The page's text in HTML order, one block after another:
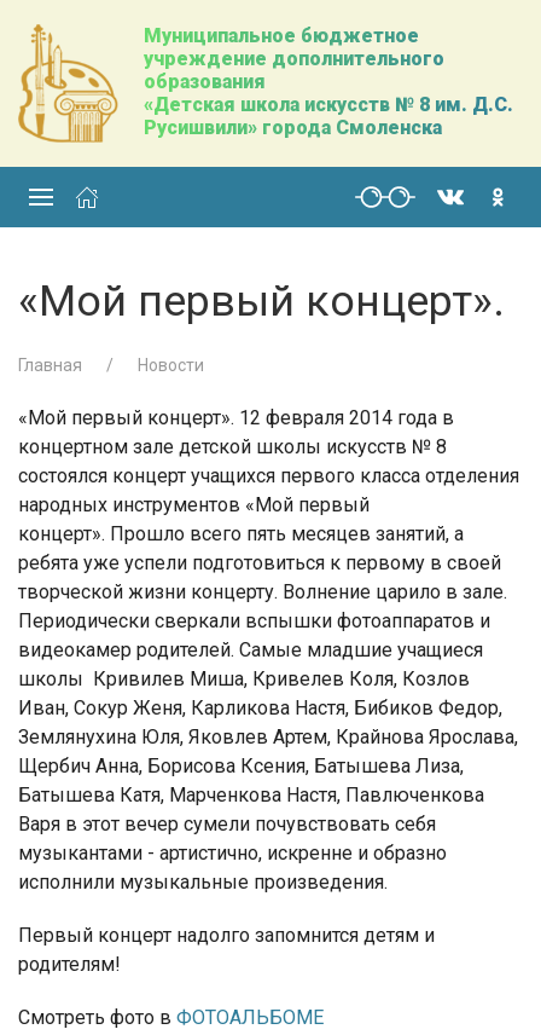
Муниципальное бюджетное
учреждение дополнительного
образования
«Детская школа искусств № 8 им. Д.С.
Русишвили» города Смоленска
«Мой первый концерт».
Главная Новости
«Мой первый концерт». 12 февраля 2014 года в
концертном зале детской школы искусств № 8
состоялся концерт учащихся первого класса отделения
народных инструментов «Мой первый
концерт». Прошло всего пять месяцев занятий, а
ребята уже успели подготовиться к первому в своей
творческой жизни концерту. Волнение царило в зале.
Периодически сверкали вспышки фотоаппаратов и
видеокамер родителей. Самые младшие учащиеся
школы Кривилев Миша, Кривелев Коля, Козлов
Иван, Сокур Женя, Карликова Настя, Бибиков Федор,
Землянухина Юля, Яковлев Артем, Крайнова Ярослава,
Щербич Анна, Борисова Ксения, Батышева Лиза,
Батышева Катя, Марченкова Настя, Павлюченкова
Варя в этот вечер сумели почувствовать себя
музыкантами - артистично, искренне и образно
исполнили музыкальные произведения.
Первый концерт надолго запомнится детям и
родителям!
Смотреть фото в ФОТОАЛЬБОМЕ